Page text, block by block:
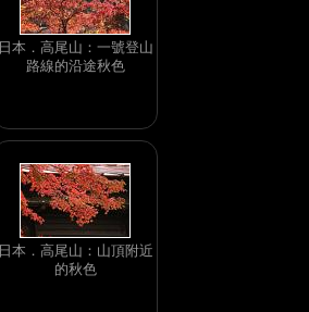
日本．高尾山：一號登山
路線的沿途秋色
日本．高尾山：山頂附近
的秋色